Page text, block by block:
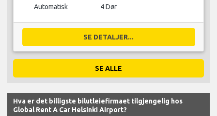
Automatisk 4 Dør
SE DETALJER...
SE ALLE
Hva er det billigste bilutleiefirmaet tilgjengelig hos
Global Rent A Car Helsinki Airport?